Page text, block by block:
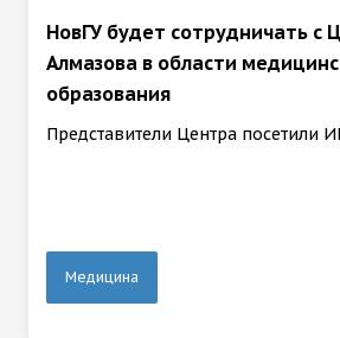
НовГУ будет сотрудничать с
Алмазова в области
образования
Представители Центра посетили
Медицина